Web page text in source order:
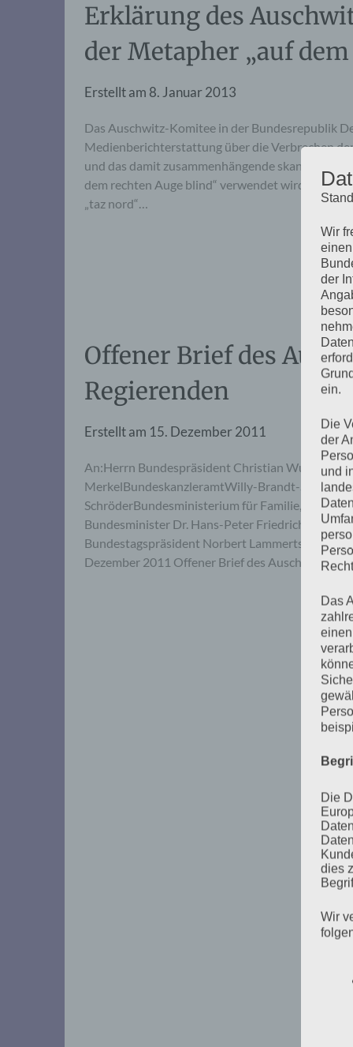
Erklärung des
der Metapher „auf
Erstellt am 8. Januar 2013
Das Auschwitz-Komitee in der Bundesrepublik
Medienberichterstattung über die Verbrechen
und das damit zusammenhängende skandalöse
dem rechten Auge blind“ verwendet wird. Als
„taz nord“…
Offener Brief des
Regierenden
Erstellt am 15. Dezember 2011
An:Herrn Bundespräsident Christian
MerkelBundeskanzleramtWilly-Brandt-Straße
SchröderBundesministerium für Familie,
Bundesminister Dr. Hans-Peter
Bundestagspräsident Norbert Lammertsowie an
Dezember 2011 Offener Brief des Auschwitz-
Wir
der
ein.
Die
der
und
Das
Die
dies
Wir